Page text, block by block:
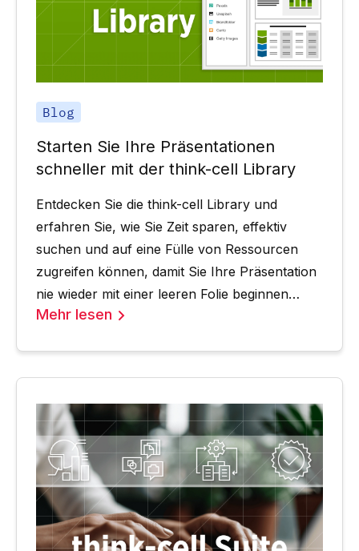
Blog
Starten Sie Ihre Präsentationen
schneller mit der think-cell Library
Entdecken Sie die think-cell Library und
erfahren Sie, wie Sie Zeit sparen, effektiv
suchen und auf eine Fülle von Ressourcen
zugreifen können, damit Sie Ihre Präsentation
nie wieder mit einer leeren Folie beginnen
müssen.
Mehr lesen